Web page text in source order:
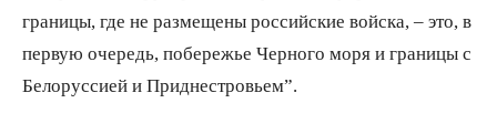
границы, где не размещены российские войска, – это, в
первую очередь, побережье Черного моря и границы с
Белоруссией и Приднестровьем”.